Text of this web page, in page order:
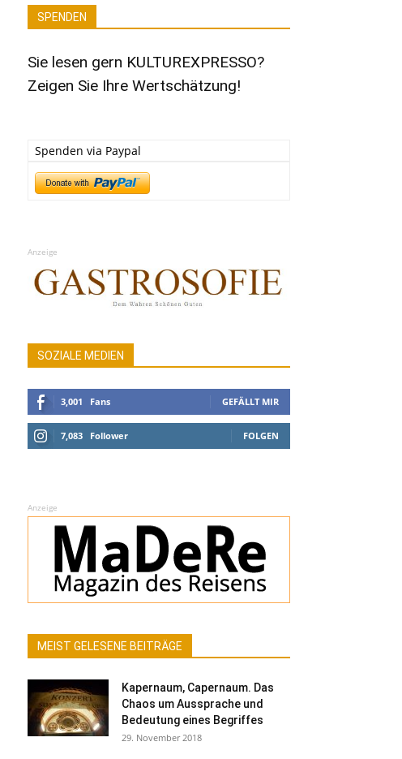
SPENDEN
Sie lesen gern KULTUREXPRESSO?
Zeigen Sie Ihre Wertschätzung!
Spenden via Paypal
Anzeige
SOZIALE MEDIEN
3,001 Fans GEFÄLLT MIR
7,083 Follower FOLGEN
Anzeige
MEIST GELESENE BEITRÄGE
Kapernaum, Capernaum. Das
Chaos um Aussprache und
Bedeutung eines Begriffes
29. November 2018